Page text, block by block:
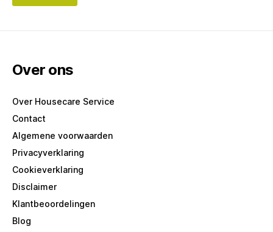
Over ons
Over Housecare Service
Contact
Algemene voorwaarden
Privacyverklaring
Cookieverklaring
Disclaimer
Klantbeoordelingen
Blog